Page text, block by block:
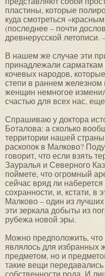
пластины, которые
куда смотреться
(последнее – почти
древнерусской летописи.
В нашем же случае эти
принадлежали
кочевых народов,
степи в раннем железном
женщин немногое
счастью для всех нас,
Спрашиваю у доктора
Боталова: а сколько
территории нашей
раскопок в Малково?
говорит, что если взять
Зауралья и Северного
поймете, что огромный
сейчас вряд ли
сохранности, и, кстати, в
Малково – один из
эти зеркала добыты из
рубежа новой эры.
Можно предположить, что
являлось для избранных
предметом, но и
такие вещи
собственности рода. И